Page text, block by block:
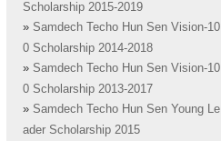
Scholarship 2015-2019
» Samdech Techo Hun Sen Vision-10
0 Scholarship 2014-2018
» Samdech Techo Hun Sen Vision-10
0 Scholarship 2013-2017
» Samdech Techo Hun Sen Young Le
ader Scholarship 2015